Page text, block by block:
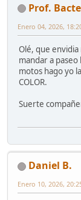
Prof.
Enero 04, 2026,
Olé, que
mandar a
motos hago yo
COLOR.
Suerte
Daniel B.
Enero 10, 2026,